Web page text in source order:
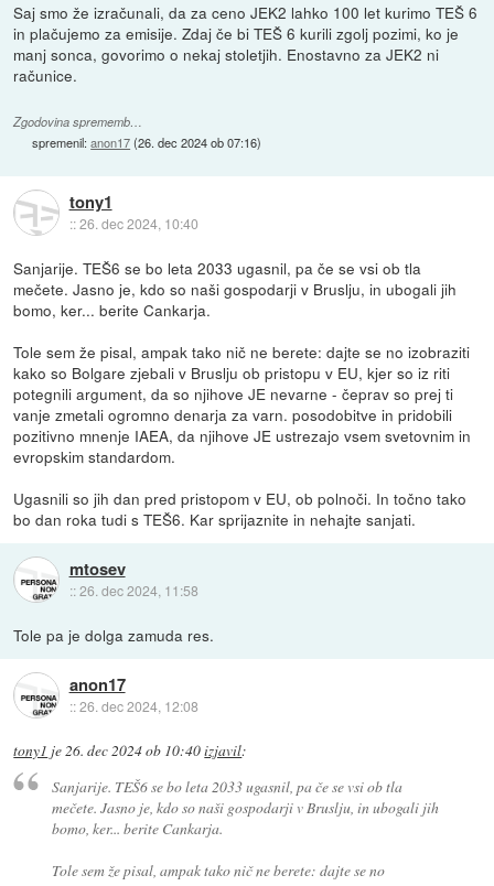
Saj smo že izračunali, da za ceno JEK2 lahko 100 let kurimo TEŠ 6
in plačujemo za emisije. Zdaj če bi TEŠ 6 kurili zgolj pozimi, ko je
manj sonca, govorimo o nekaj stoletjih. Enostavno za JEK2 ni
računice.
Zgodovina sprememb…
spremenil:anon17(26. dec 2024 ob 07:16)
tony1
::26. dec 2024, 10:40
Sanjarije. TEŠ6 se bo leta 2033 ugasnil, pa če se vsi ob tla
mečete. Jasno je, kdo so naši gospodarji v Bruslju, in ubogali jih
bomo, ker... berite Cankarja.
Tole sem že pisal, ampak tako nič ne berete: dajte se no izobraziti
kako so Bolgare zjebali v Bruslju ob pristopu v EU, kjer so iz riti
potegnili argument, da so njihove JE nevarne - čeprav so prej ti
vanje zmetali ogromno denarja za varn. posodobitve in pridobili
pozitivno mnenje IAEA, da njihove JE ustrezajo vsem svetovnim in
evropskim standardom.
Ugasnili so jih dan pred pristopom v EU, ob polnoči. In točno tako
bo dan roka tudi s TEŠ6. Kar sprijaznite in nehajte sanjati.
mtosev
::26. dec 2024, 11:58
Tole pa je dolga zamuda res.
anon17
::26. dec 2024, 12:08
tony1 je26. dec 2024 ob 10:40izjavil:
Sanjarije. TEŠ6 se bo leta 2033 ugasnil, pa če se vsi ob tla
mečete. Jasno je, kdo so naši gospodarji v Bruslju, in ubogali jih
bomo, ker... berite Cankarja.
Tole sem že pisal, ampak tako nič ne berete: dajte se no